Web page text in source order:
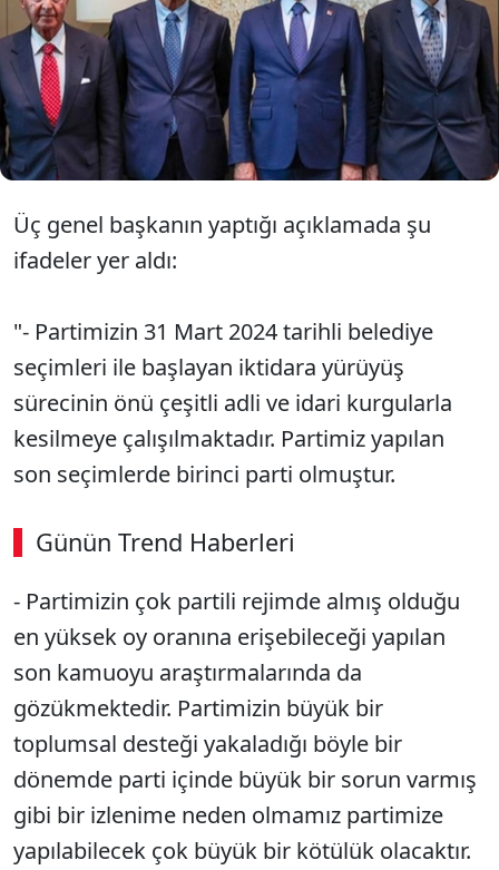
Çağrıda Kemal Kılıçdaroğlu'na da bir çağrı yapan
eski liderler, "Bize göre temel çözüm, önceki dönem
Genel Başkanımızın yargı tasarımı ile partimizi
düzenleme sonucu doğuracak tüm olasılıkları
reddeden ve Özel’in yanında dimdik duran bir
tutum almasıdır" ifadelerini kullandı
Üç genel başkanın yaptığı açıklamada şu
ifadeler yer aldı:
"- Partimizin 31 Mart 2024 tarihli belediye
seçimleri ile başlayan iktidara yürüyüş
sürecinin önü çeşitli adli ve idari kurgularla
kesilmeye çalışılmaktadır. Partimiz yapılan
son seçimlerde birinci parti olmuştur.
Günün Trend Haberleri
- Partimizin çok partili rejimde almış olduğu
en yüksek oy oranına erişebileceği yapılan
son kamuoyu araştırmalarında da
gözükmektedir. Partimizin büyük bir
toplumsal desteği yakaladığı böyle bir
dönemde parti içinde büyük bir sorun varmış
gibi bir izlenime neden olmamız partimize
yapılabilecek çok büyük bir kötülük olacaktır.